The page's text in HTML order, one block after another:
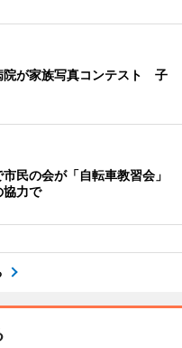
院が家族写真コンテスト 子
民の会が「自転車教習会」
力で